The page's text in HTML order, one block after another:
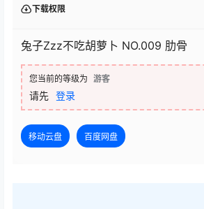
下载权限
兔子Zzz不吃胡萝卜 NO.009 肋骨
您当前的等级为 游客
请先 登录
移动云盘 百度网盘